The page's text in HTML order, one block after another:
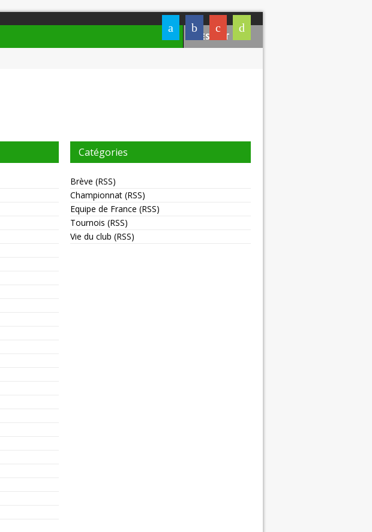
YES BUT NAU
Catégories
Brève (RSS)
Championnat (RSS)
Equipe de France (RSS)
Tournois (RSS)
Vie du club (RSS)